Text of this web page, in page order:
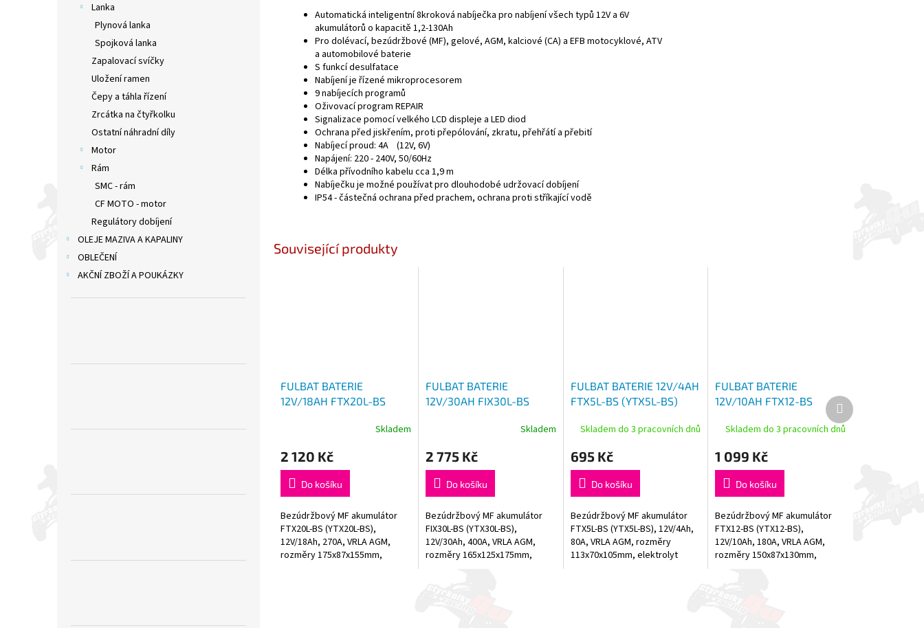
Lanka
Plynová lanka
Spojková lanka
Zapalovací svíčky
Uložení ramen
Čepy a táhla řízení
Zrcátka na čtyřkolku
Ostatní náhradní díly
Motor
Rám
SMC - rám
CF MOTO - motor
Regulátory dobíjení
OLEJE MAZIVA A KAPALINY
OBLEČENÍ
AKČNÍ ZBOŽÍ A POUKÁZKY
Automatická inteligentní 8kroková nabíječka pro nabíjení všech typů 12V a 6V
akumulátorů o kapacitě 1,2-130Ah
Pro dolévací, bezúdržbové (MF), gelové, AGM, kalciové (CA) a EFB motocyklové, ATV
a automobilové baterie
S funkcí desulfatace
Nabíjení je řízené mikroprocesorem
9 nabíjecích programů
Oživovací program REPAIR
Signalizace pomocí velkého LCD displeje a LED diod
Ochrana před jiskřením, proti přepólování, zkratu, přehřátí a přebití
Nabíjecí proud: 4A (12V, 6V)
Napájení: 220 - 240V, 50/60Hz
Délka přívodního kabelu cca 1,9 m
Nabíječku je možné používat pro dlouhodobé udržovací dobíjení
IP54 - částečná ochrana před prachem, ochrana proti stříkající vodě
Související produkty
FULBAT BATERIE
12V/18AH FTX20L-BS
800, TGB 325-1000, CAN-
Skladem
2 120 Kč
Do košíku
Bezúdržbový MF akumulátor
FTX20L-BS (YTX20L-BS),
12V/18Ah, 270A, VRLA AGM,
rozměry 175x87x155mm,
FULBAT BATERIE
12V/30AH FIX30L-BS
MOTO, POLARIS, HARLEY
Skladem
2 775 Kč
Do košíku
Bezúdržbový MF akumulátor
FIX30L-BS (YTX30L-BS),
12V/30Ah, 400A, VRLA AGM,
rozměry 165x125x175mm,
FULBAT BATERIE 12V/4AH
FTX5L-BS (YTX5L-BS)
KTM, HUSQVARNA,
Skladem do 3 pracovních dnů
695 Kč
Do košíku
Bezúdržbový MF akumulátor
FTX5L-BS (YTX5L-BS), 12V/4Ah,
80A, VRLA AGM, rozměry
113x70x105mm, elektrolyt
FULBAT BATERIE
12V/10AH FTX12-BS
TOMAHAWK, MAX,
KYMCO
Skladem do 3 pracovních dnů
1 099 Kč
Do košíku
Bezúdržbový MF akumulátor
FTX12-BS (YTX12-BS),
12V/10Ah, 180A, VRLA AGM,
rozměry 150x87x130mm,
Další
produkt